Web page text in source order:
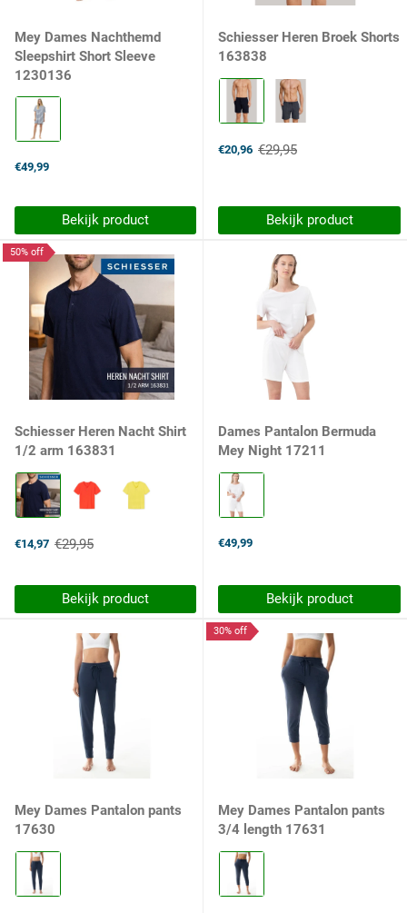
Mey Dames Nachthemd
Sleepshirt Short Sleeve
1230136
Kleur:
1768
blue
selected
€49,99
Bekijk product
Schiesser Heren Broek Shorts
163838
Kleur:
803
Dunkelblau
€20,96
Old
€29,95
Bekijk product
50% off
Schiesser Heren Nacht Shirt
1/2 arm 163831
Kleur:
Donkerblauw
selected
€14,97
Old
€29,95
Bekijk product
Dames Pantalon Bermuda
Mey Night 17211
Kleur:
weiss
€49,99
Bekijk product
Mey Dames Pantalon pants
17630
Kleur:
895
deep
30% off
Mey Dames Pantalon pants
3/4 length 17631
Kleur:
895
deep